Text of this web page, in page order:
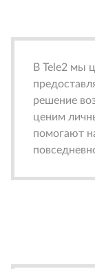
В Tele2 мы
решение
ценим
помогают